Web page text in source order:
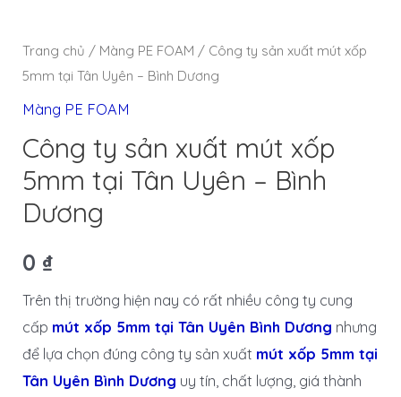
Trang chủ / Màng PE FOAM / Công ty sản xuất mút xốp
5mm tại Tân Uyên – Bình Dương
Màng PE FOAM
Công ty sản xuất mút xốp
5mm tại Tân Uyên – Bình
Dương
0 ₫
Trên thị trường hiện nay có rất nhiều công ty cung
cấp mút xốp 5mm tại Tân Uyên Bình Dương nhưng
để lựa chọn đúng công ty sản xuất mút xốp 5mm tại
Tân Uyên Bình Dương uy tín, chất lượng, giá thành